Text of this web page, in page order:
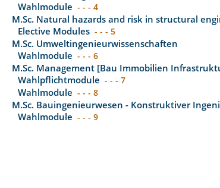
Wahlmodule - - - 4
M.Sc. Natural hazards and risk in structural
Elective Modules - - - 5
M.Sc. Umweltingenieurwissenschaften
Wahlmodule - - - 6
M.Sc. Management [Bau Immobilien
Wahlpflichtmodule - - - 7
Wahlmodule - - - 8
M.Sc. Bauingenieurwesen - Konstruktiver
Wahlmodule - - - 9